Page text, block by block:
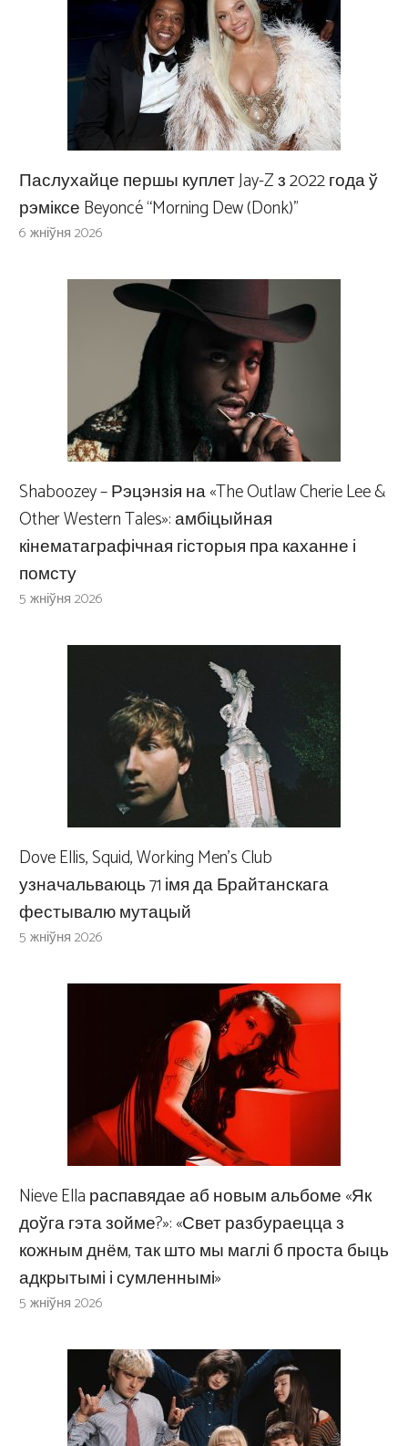
Паслухайце першы куплет Jay-Z з 2022 года ў
рэміксе Beyoncé “Morning Dew (Donk)”
6 жніўня 2026
Shaboozey – Рэцэнзія на «The Outlaw Cherie Lee &
Other Western Tales»: амбіцыйная
кінематаграфічная гісторыя пра каханне і
помсту
5 жніўня 2026
Dove Ellis, Squid, Working Men’s Club
узначальваюць 71 імя да Брайтанскага
фестывалю мутацый
5 жніўня 2026
Nieve Ella распавядае аб новым альбоме «Як
доўга гэта зойме?»: «Свет разбураецца з
кожным днём, так што мы маглі б проста быць
адкрытымі і сумленнымі»
5 жніўня 2026